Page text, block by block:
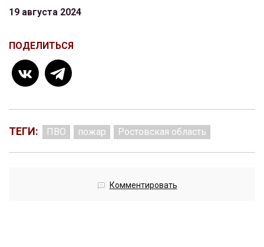
19 августа 2024
ПОДЕЛИТЬСЯ
ТЕГИ: ПВО пожар Ростовская область
Комментировать